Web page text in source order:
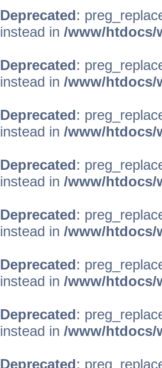
Deprecated:
instead in /www/htdocs/
Deprecated:
instead in /www/htdocs/
Deprecated:
instead in /www/htdocs/
Deprecated:
instead in /www/htdocs/
Deprecated:
instead in /www/htdocs/
Deprecated:
instead in /www/htdocs/
Deprecated:
instead in /www/htdocs/
Deprecated: